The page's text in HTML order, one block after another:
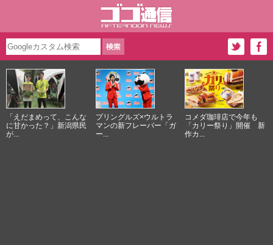
「えだまめって、こんな
に甘かった？」新潟県民
が...
プリングルズ×ウルトラ
マンの新フレーバー「ガ
ー...
コメダ珈琲店で今年も
「カリー祭り」開催 新
作カ...